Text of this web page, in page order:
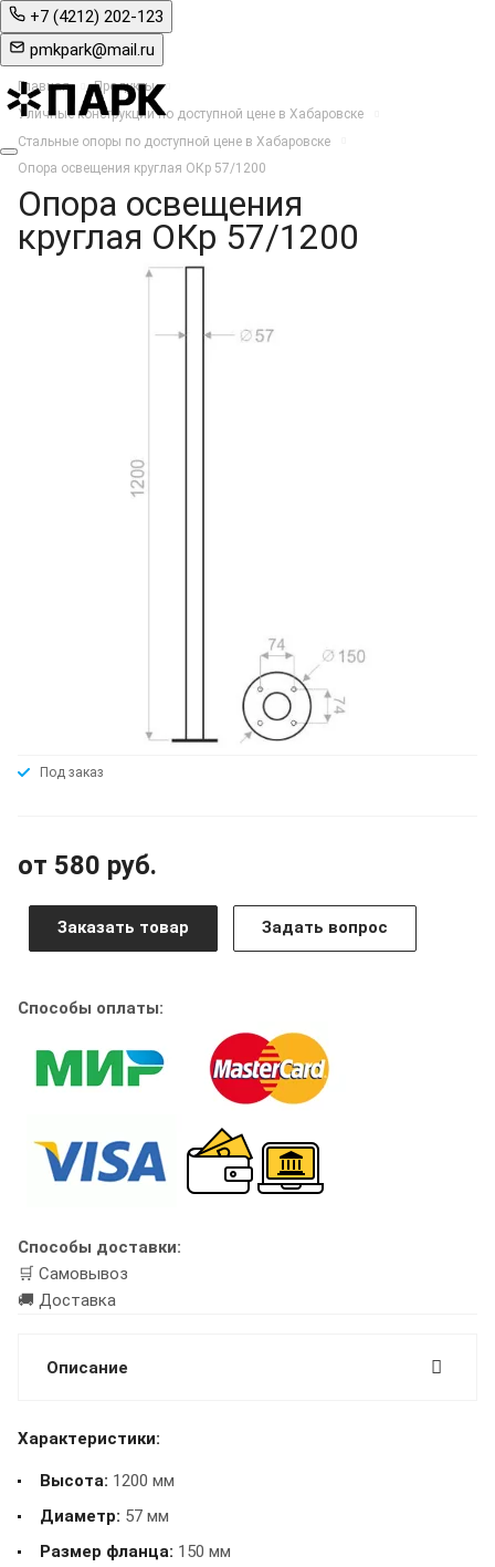
+7 (4212) 202-123
pmkpark@mail.ru
Главная
Продукты
Уличные конструкции по доступной цене в Хабаровске
Стальные опоры по доступной цене в Хабаровске
Опора освещения круглая ОКр 57/1200
Опора освещения
круглая ОКр 57/1200
Под заказ
от 580 руб.
Заказать товар Задать вопрос
Способы оплаты:
Способы доставки:
🛒 Самовывоз
🚚 Доставка
Описание
Характеристики:
Высота: 1200 мм
Диаметр: 57 мм
Размер фланца: 150 мм